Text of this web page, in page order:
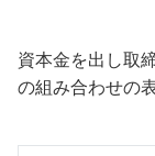
資本金を出し取
の組み合わせの